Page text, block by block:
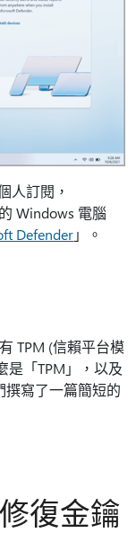
人訂閱，
Windows 電腦
Defender」。
TPM (信賴平台模
是「TPM」，以及
撰寫了一篇簡短的
復金鑰